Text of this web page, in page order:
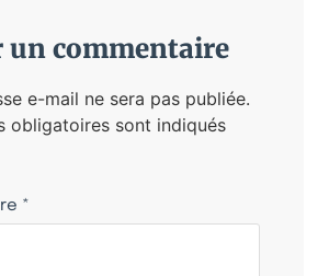
un commentaire
e-mail ne sera pas publiée.
obligatoires sont indiqués
*